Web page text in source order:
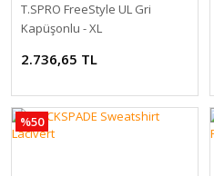
T.SPRO FreeStyle UL Gri
Kapüşonlu - XL
2.736,65 TL
%50